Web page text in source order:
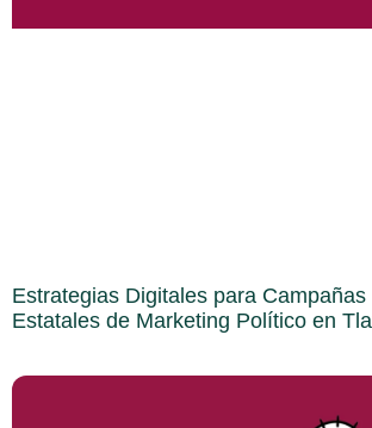
Estrategias Digitales para
Estatales de Marketing Político en